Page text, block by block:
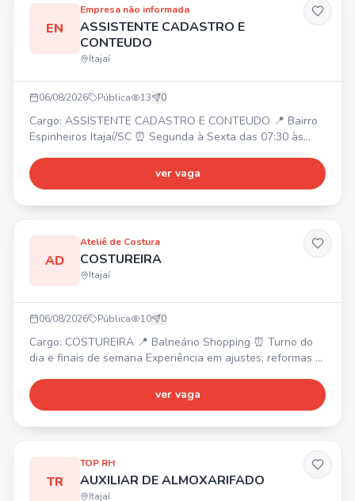
EN
Empresa não informada
ASSISTENTE CADASTRO E
CONTEUDO
Itajaí
06/08/2026 Pública 13 0
Cargo: ASSISTENTE CADASTRO E CONTEUDO 📍 Bairro
Espinheiros Itajaí/SC ⏰ Segunda à Sexta das 07:30 às
150,00, Plano odontológico sem desconto Requisitos: ✔️
Experiência com mídia visual, conhecimento em
ver vaga
AD
Ateliê de Costura
COSTUREIRA
Itajaí
06/08/2026 Pública 10 0
Cargo: COSTUREIRA 📍 Balneário Shopping ⏰ Turno do
dia e finais de semana Experiência em ajustes, reformas e
currículo pelo WhatsApp para Juliane.
ver vaga
TR
TOP RH
AUXILIAR DE ALMOXARIFADO
Itajaí